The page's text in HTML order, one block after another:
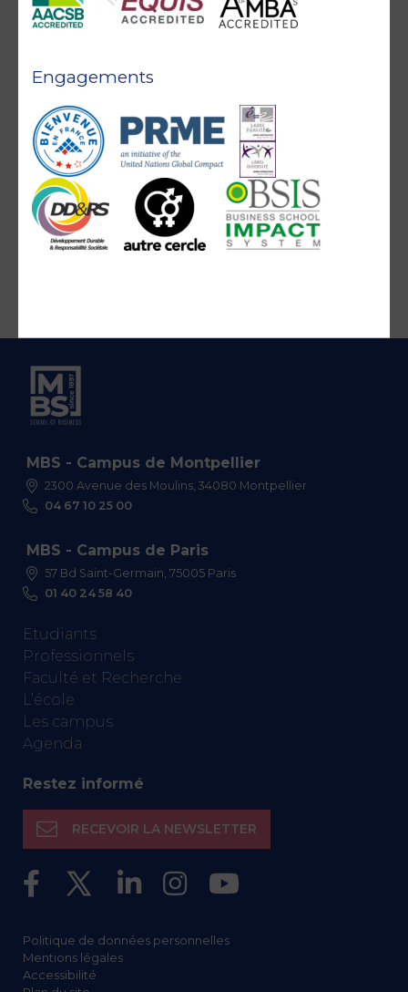
Engagements
MBS - Campus de Montpellier
2300 Avenue des Moulins, 34080 Montpellier
04 67 10 25 00
MBS - Campus de Paris
57 Bd Saint-Germain, 75005 Paris
01 40 24 58 40
Etudiants
Professionnels
Faculté et Recherche
L’école
Les campus
Agenda
Restez informé
RECEVOIR LA NEWSLETTER
Politique de données personnelles
Mentions légales
Accessibilité